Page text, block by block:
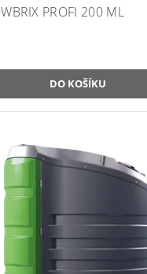
PROFI 200 ML